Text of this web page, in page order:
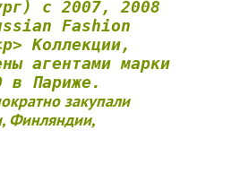
с 2007, 2008
Fashion
Коллекции,
агентами марки
в Париже.
закупали
Финляндии,